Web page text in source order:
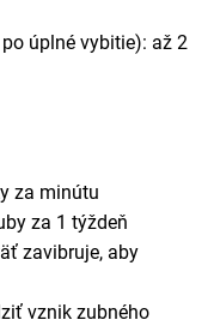
úplné vybitie): až 2
za minútu
za 1 týždeň
zavibruje, aby
vznik zubného